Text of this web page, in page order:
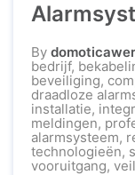
By
bedrijf,
beveiliging,
draadloze
installatie,
meldingen,
alarmsysteem,
technologieën,
vooruitgang,